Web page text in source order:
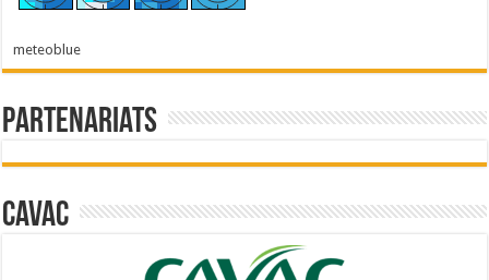
meteoblue
Partenariats
Cavac